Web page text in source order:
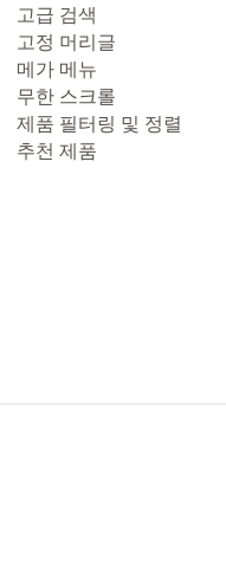
고급 검색
고정 머리글
메가 메뉴
무한 스크롤
제품 필터링 및 정렬
추천 제품